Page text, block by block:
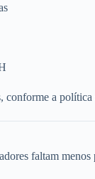
conforme a política
faltam